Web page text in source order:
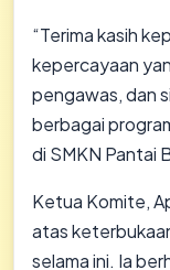
​“Terima kasih
kepercayaan
pengawas, dan
berbagai
di SMKN Pantai
​Ketua Komite,
atas
selama ini. Ia